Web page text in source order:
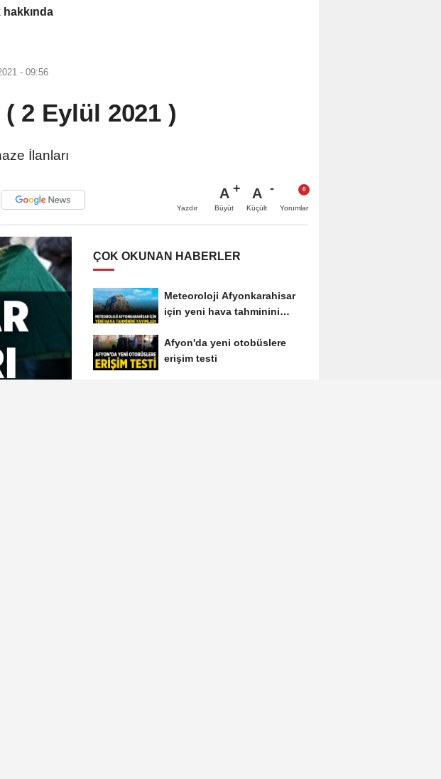
- 09:56
2 Eylül 2021 )
İlanları
Yazdır
A
Büyüt
A
Küçült Yorumlar
ÇOK OKUNAN HABERLER
Meteoroloji Afyonkarahisar
için yeni hava tahminini
Afyon'da yeni otobüslere
erişim testi